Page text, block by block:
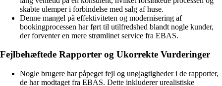
skabte ulemper i forbindelse med salg af huse.
Denne mangel på effektiviteten og modernisering af
bookingprocessen har ført til utilfredshed blandt nogle kunder,
der forventer en mere strømlinet service fra EBAS.
Fejlbehæftede Rapporter og Ukorrekte Vurderinger
Nogle brugere har påpeget fejl og unøjagtigheder i de rapporter,
de har modtaget fra EBAS. Dette inkluderer urealistiske